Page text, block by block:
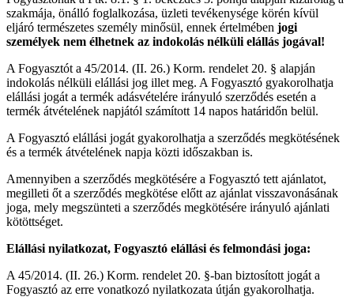
szakmája, önálló foglalkozása, üzleti tevékenysége körén kívül
eljáró természetes személy minősül, ennek értelmében jogi
személyek nem élhetnek az indokolás nélküli elállás jogával!
A Fogyasztót a 45/2014. (II. 26.) Korm. rendelet 20. § alapján
indokolás nélküli elállási jog illet meg. A Fogyasztó gyakorolhatja
elállási jogát a termék adásvételére irányuló szerződés esetén a
termék átvételének napjától számított 14 napos határidőn belül.
A Fogyasztó elállási jogát gyakorolhatja a szerződés megkötésének
és a termék átvételének napja közti időszakban is.
Amennyiben a szerződés megkötésére a Fogyasztó tett ajánlatot,
megilleti őt a szerződés megkötése előtt az ajánlat visszavonásának
joga, mely megszünteti a szerződés megkötésére irányuló ajánlati
kötöttséget.
Elállási nyilatkozat, Fogyasztó elállási és felmondási joga:
A 45/2014. (II. 26.) Korm. rendelet 20. §-ban biztosított jogát a
Fogyasztó az erre vonatkozó nyilatkozata útján gyakorolhatja.